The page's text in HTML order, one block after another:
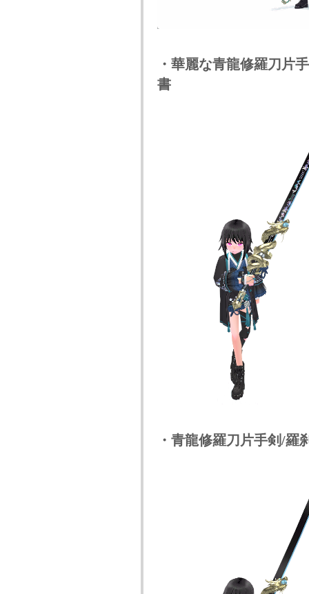
・華麗な青龍修羅刀片
書
・青龍修羅刀片手剣/羅